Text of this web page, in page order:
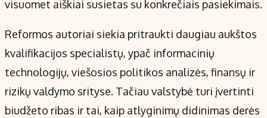
visuomet aiškiai susietas su konkrečiais pasiekimais.
Reformos autoriai siekia pritraukti daugiau aukštos
kvalifikacijos specialistų, ypač informacinių
technologijų, viešosios politikos analizės, finansų ir
rizikų valdymo srityse. Tačiau valstybė turi įvertinti
biudžeto ribas ir tai, kaip atlyginimų didinimas derės